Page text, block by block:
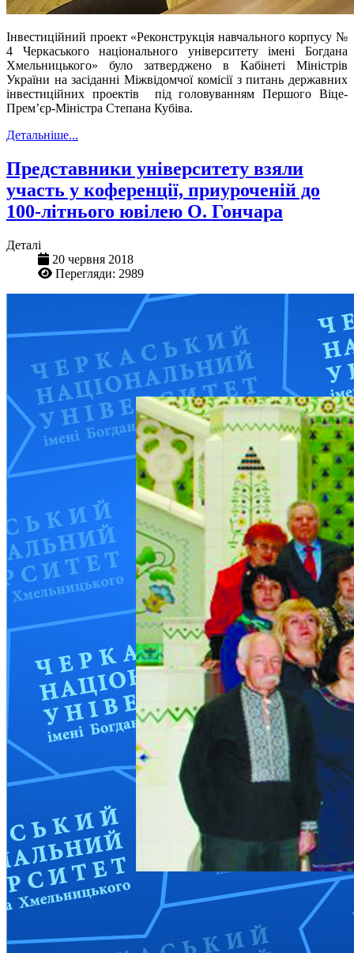
Інвестиційний проект «Реконструкція навчального корпусу №
4 Черкаського національного університету імені Богдана
Хмельницького» було затверджено в Кабінеті Міністрів
України на засіданні Міжвідомчої комісії з питань державних
інвестиційних проектів під головуванням Першого Віце-
Прем’єр-Міністра Степана Кубіва.
Детальніше...
Представники університету взяли
участь у коференції, приуроченій до
100-літнього ювілею О. Гончара
Деталі
20 червня 2018
Перегляди: 2989